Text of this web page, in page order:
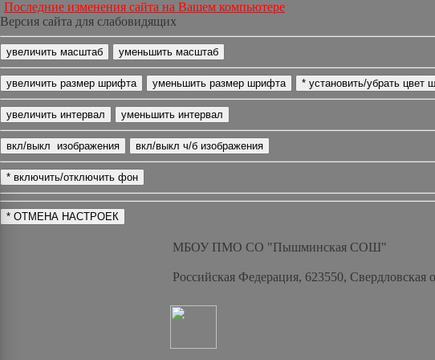
Последние изменения сайта на Вашем компьютере
Версия сайта для слабовидящих
МБОУ ПМО СО "Пышминская СОШ"
Российская Федерация, 623550,